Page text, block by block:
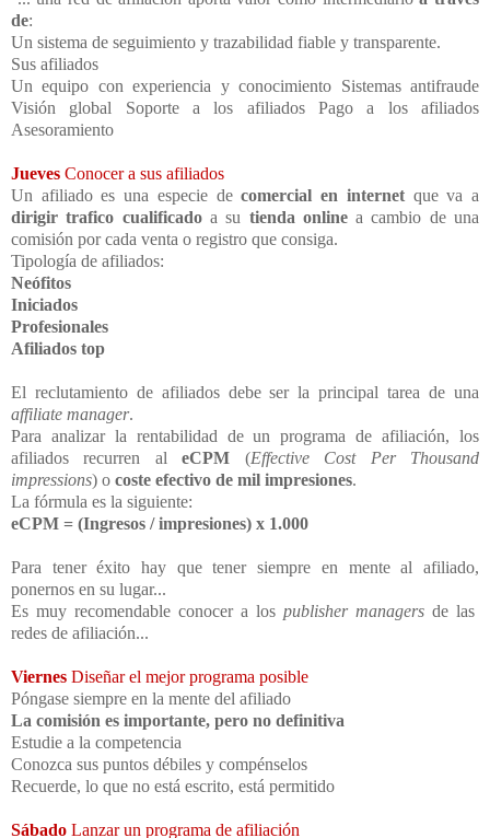
de:
Un sistema de seguimiento y trazabilidad fiable y transparente.
Sus afiliados
Un equipo con experiencia y conocimiento Sistemas antifraude
Visión global Soporte a los afiliados Pago a los afiliados
Asesoramiento
Jueves Conocer a sus afiliados
Un afiliado es una especie decomercial en internetque va a
dirigir trafico cualificadoa su tienda onlinea cambio de una
comisión por cada venta o registro que consiga.
Tipología de afiliados:
Neófitos
Iniciados
Profesionales
Afiliados top
El reclutamiento de afiliados debe ser la principal tarea de una
affiliate manager.
Para analizar la rentabilidad de un programa de afiliación, los
afiliados recurren aleCPM (Effective Cost Per Thousand
impressions) o coste efectivo de mil impresiones.
La fórmula es la siguiente:
eCPM = (Ingresos / impresiones) x 1.000
Para tener éxito hay que tener siempre en mente al afiliado,
ponernos en su lugar...
Es muy recomendable conocer a los publisher managers de las
redes de afiliación...
Viernes Diseñar el mejor programa posible
Póngase siempre en la mente del afiliado
La comisión es importante, pero no definitiva
Estudie a la competencia
Conozca sus puntos débiles y compénselos
Recuerde, lo que no está escrito, está permitido
Sábado Lanzar un programa de afiliación